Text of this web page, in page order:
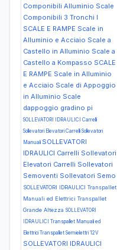
Componibili Alluminio Scale
Componibili 3 Tronchi I
SCALE E RAMPE Scale in
Alluminio e Acciaio Scale a
Castello in Alluminio Scale a
Castello a Kompasso SCALE
E RAMPE Scale in Alluminio
e Acciaio Scale di Appoggio
in Alluminio Scale
dappoggio gradino pi
SOLLEVATORI IDRAULICI Carrelli
Sollevatori Elevatori Carrelli Sollevatori
Manuali SOLLEVATORI
IDRAULICI Carrelli Sollevatori
Elevatori Carrelli Sollevatori
Semoventi Sollevatori Semo
SOLLEVATORI IDRAULICI Transpallet
Manuali ed Elettrici Transpallet
Grande Altezza SOLLEVATORI
IDRAULICI Transpallet Manuali ed
Elettrici Transpallet Semielettri 12V
SOLLEVATORI IDRAULICI